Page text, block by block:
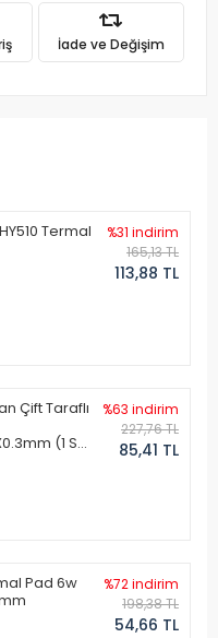
İade ve Değişim
Termal
%31 indirim
165,13 TL
113,88 TL
Çift Taraflı
(1 Set
%63 indirim
227,76 TL
85,41 TL
Pad 6w
%72 indirim
198,38 TL
54,66 TL